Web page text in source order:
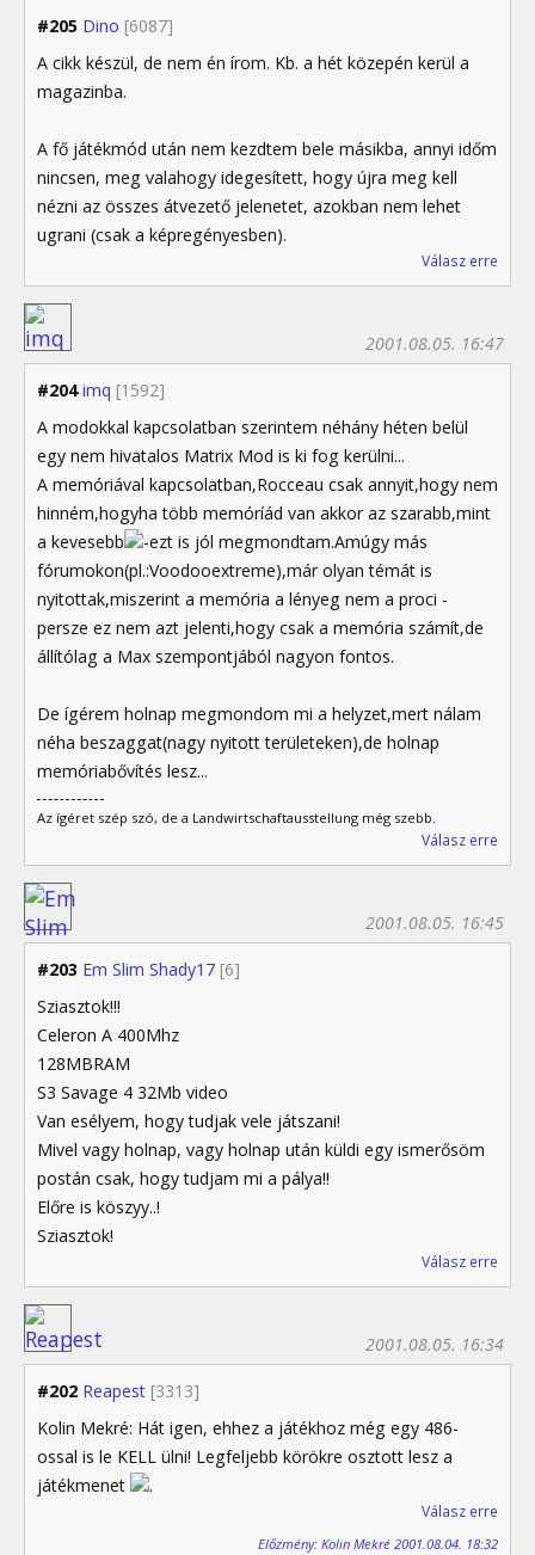
#205 Dino [6087]
A cikk készül, de nem én írom. Kb. a hét közepén kerül a
magazinba.
A fő játékmód után nem kezdtem bele másikba, annyi időm
nincsen, meg valahogy idegesített, hogy újra meg kell
nézni az összes átvezető jelenetet, azokban nem lehet
ugrani (csak a képregényesben).
Válasz erre
#204 imq [1592]
2001.08.05. 16:47
A modokkal kapcsolatban szerintem néhány héten belül
egy nem hivatalos Matrix Mod is ki fog kerülni...
A memóriával kapcsolatban,Rocceau csak annyit,hogy nem
hinném,hogyha több memóríád van akkor az szarabb,mint
a kevesebb
-ezt is jól megmondtam.Amúgy más
fórumokon(pl.:Voodooextreme),már olyan témát is
nyitottak,miszerint a memória a lényeg nem a proci -
persze ez nem azt jelenti,hogy csak a memória számít,de
állítólag a Max szempontjából nagyon fontos.
De ígérem holnap megmondom mi a helyzet,mert nálam
néha beszaggat(nagy nyitott területeken),de holnap
memóriabővítés lesz...
Az ígéret szép szó, de a Landwirtschaftausstellung még szebb.
Válasz erre
#203 Em Slim Shady17 [6]
2001.08.05. 16:45
Sziasztok!!!
Celeron A 400Mhz
128MBRAM
S3 Savage 4 32Mb video
Van esélyem, hogy tudjak vele játszani!
Mivel vagy holnap, vagy holnap után küldi egy ismerősöm
postán csak, hogy tudjam mi a pálya!!
Előre is köszyy..!
Sziasztok!
Válasz erre
#202 Reapest [3313]
2001.08.05. 16:34
Kolin Mekré: Hát igen, ehhez a játékhoz még egy 486-
ossal is le KELL ülni! Legfeljebb körökre osztott lesz a
játékmenet
.
Válasz erre
Előzmény: Kolin Mekré 2001.08.04. 18:32